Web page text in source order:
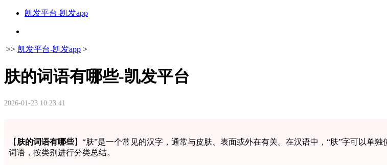
凯发平台-凯发app
>> 凯发平台-凯发app >
肤的词语有哪些-凯发平台
2026-01-23 10:23:41
【 肤的词语有哪些】“肤”是一个常见的汉字，通常与皮肤、表面或外在有关。在汉语中，“肤”字可以单
词语，按类别进行分类总结。